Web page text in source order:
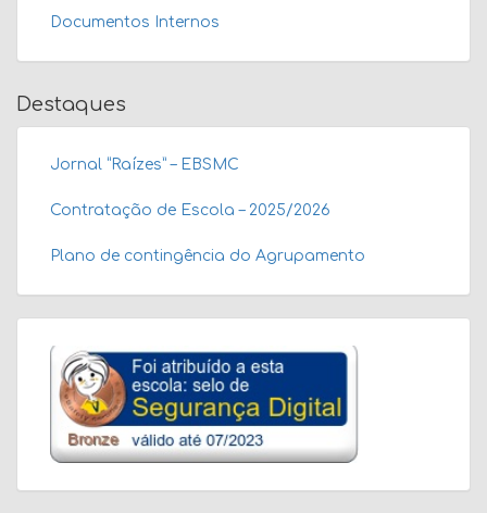
Documentos Internos
Destaques
Jornal “Raízes” – EBSMC
Contratação de Escola – 2025/2026
Plano de contingência do Agrupamento